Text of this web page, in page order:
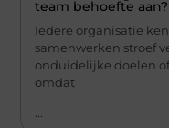
team behoefte aan?
Iedere organisatie
samenwerken stroef
onduidelijke doelen
omdat
...